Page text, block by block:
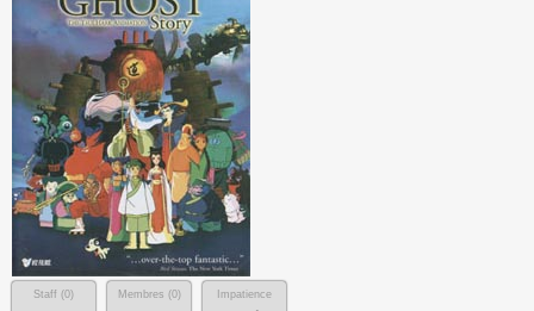
Staff (0) Membres (0)
Impatience